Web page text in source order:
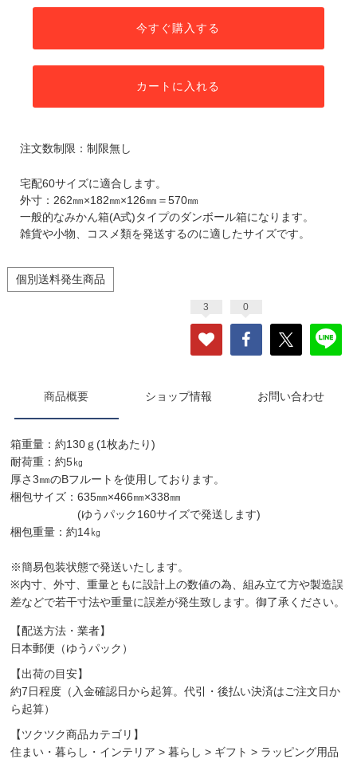
今すぐ購入する
カートに入れる
注文数制限：制限無し
宅配60サイズに適合します。
外寸：262㎜×182㎜×126㎜＝570㎜
一般的なみかん箱(A式)タイプのダンボール箱になります。
雑貨や小物、コスメ類を発送するのに適したサイズです。
個別送料発生商品
3 0
商品概要 ショップ情報 お問い合わせ
箱重量：約130ｇ(1枚あたり)
耐荷重：約5㎏
厚さ3㎜のBフルートを使用しております。
梱包サイズ：635㎜×466㎜×338㎜
(ゆうパック160サイズで発送します)
梱包重量：約14㎏
※簡易包装状態で発送いたします。
※内寸、外寸、重量ともに設計上の数値の為、組み立て方や製造誤
差などで若干寸法や重量に誤差が発生致します。御了承ください。
【配送方法・業者】
日本郵便（ゆうパック）
【出荷の目安】
約7日程度（入金確認日から起算。代引・後払い決済はご注文日か
ら起算）
【ツクツク商品カテゴリ】
住まい・暮らし・インテリア >暮らし > ギフト > ラッピング用品